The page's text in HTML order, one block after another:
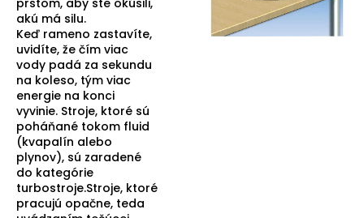
prstom, aby ste okúsili,
akú má silu.
Keď rameno zastavíte,
uvidíte, že čím viac
vody padá za sekundu
na koleso, tým viac
energie na konci
vyvinie. Stroje, ktoré sú
poháňané tokom fluid
(kvapalín alebo
plynov), sú zaradené
do kategórie
turbostroje.Stroje, ktoré
pracujú opačne, teda